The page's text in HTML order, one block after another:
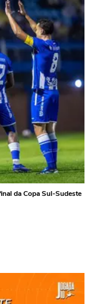
da Copa Sul-Sudeste